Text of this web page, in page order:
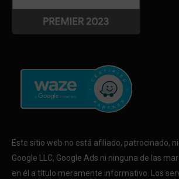
Este sitio web no está afiliado, patrocinado,
Google LLC, Google Ads ni ninguna de las
en él a título meramente informativo. Los